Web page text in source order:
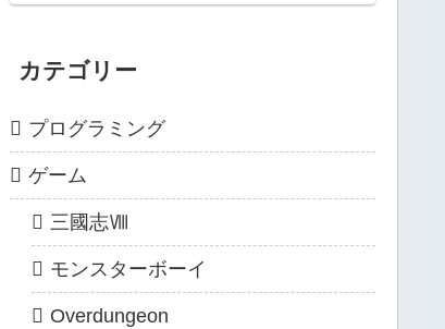
カテゴリー
プログラミング
ゲーム
三國志Ⅷ
モンスターボーイ
Overdungeon